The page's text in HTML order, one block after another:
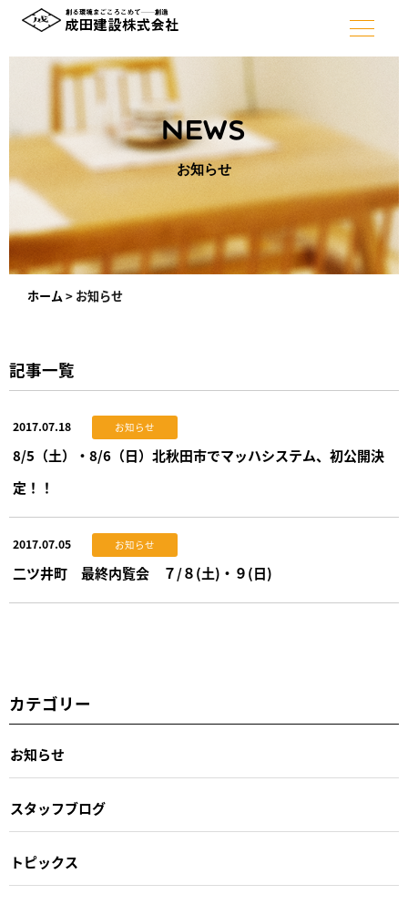
NEWS
お知らせ
ホーム > お知らせ
記事一覧
2017.07.18 お知らせ
8/5（土）・8/6（日）北秋田市でマッハシステム、初公開決
定！！
2017.07.05 お知らせ
二ツ井町 最終内覧会 ７/８(土)・９(日)
カテゴリー
お知らせ
スタッフブログ
トピックス